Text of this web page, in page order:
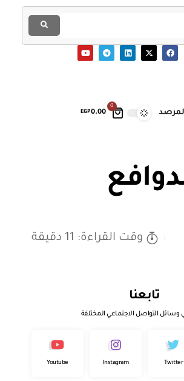
0
EGP0.00
وقت القراءة: 11 دقيقة
تابعنا
وسائل التواصل الاجتماعي المختلفة
Twitter
Instagram
Youtube